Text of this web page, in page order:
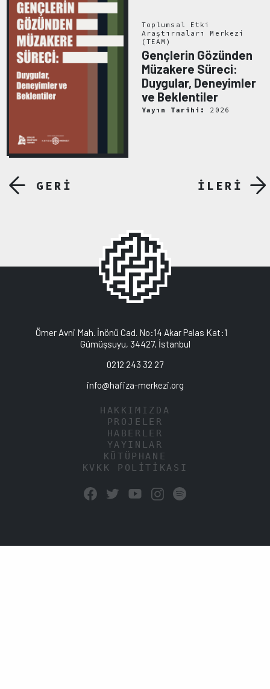
GERİ
Toplumsal Etki
Araştırmaları Merkezi
(TEAM)
Gençlerin Gözünden
Müzakere Süreci:
Duygular, Deneyimler
ve Beklentiler
Yayın Tarihi: 2026
İLERİ
Ömer Avni Mah. İnönü Cad. No:14 Akar Palas Kat:1
Gümüşsuyu, 34427, İstanbul
0212 243 32 27
info@hafiza-merkezi.org
HAKKIMIZDA
PROJELER
HABERLER
YAYINLAR
KÜTÜPHANE
KVKK POLİTİKASI